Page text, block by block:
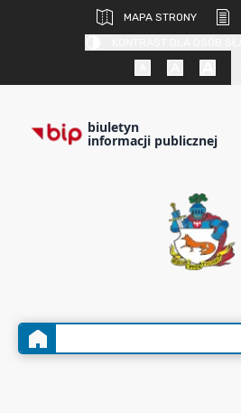
MAPA STRONY
biuletyn
informacji publicznej